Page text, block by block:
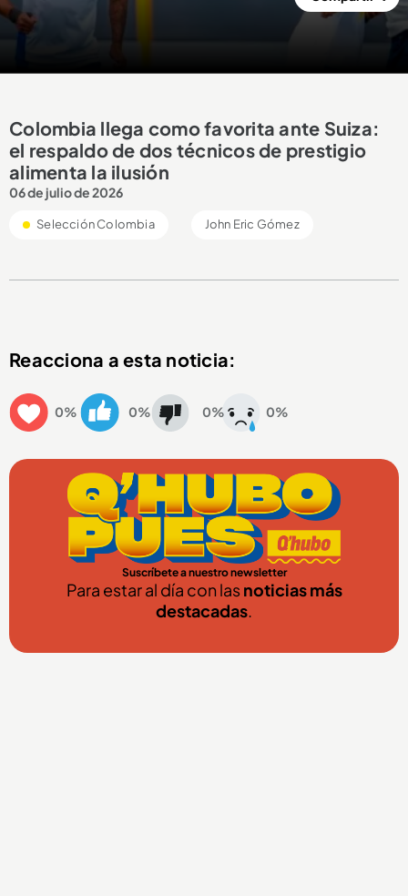
Colombia llega como favorita ante Suiza:
el respaldo de dos técnicos de prestigio
alimenta la ilusión
06 de julio de 2026
Selección Colombia John Eric Gómez
Reacciona a esta noticia:
0% 0% 0% 0%
Suscríbete a nuestro newsletter
Para estar al día con lasnoticias más
destacadas.